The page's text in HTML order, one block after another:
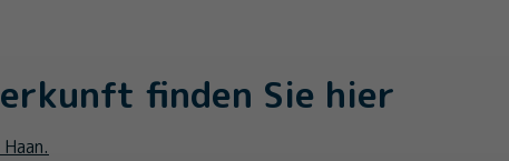
finden Sie hier